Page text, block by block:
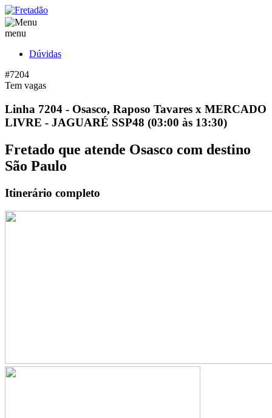
menu
Dúvidas
#7204
Tem vagas
Linha 7204 - Osasco, Raposo Tavares x MERCADO
LIVRE - JAGUARÉ SSP48 (03:00 às 13:30)
Fretado que atende Osasco com destino
São Paulo
Itinerário completo